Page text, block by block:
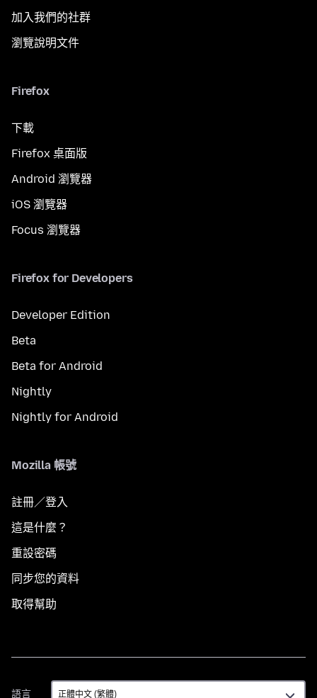
加入我們的社群
瀏覽說明文件
Firefox
下載
Firefox 桌面版
Android 瀏覽器
iOS 瀏覽器
Focus 瀏覽器
Firefox for Developers
Developer Edition
Beta
Beta for Android
Nightly
Nightly for Android
Mozilla 帳號
註冊／登入
這是什麼？
重設密碼
同步您的資料
取得幫助
語言
語